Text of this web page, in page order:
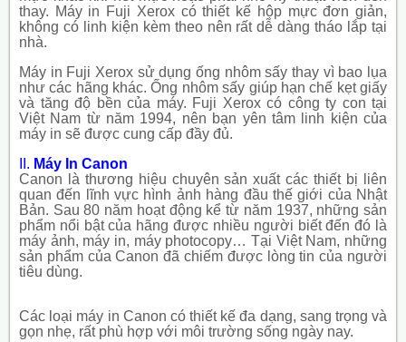
thay. Máy in Fuji Xerox có thiết kế hộp mực đơn giản,
không có linh kiện kèm theo nên rất dễ dàng tháo lắp tại
nhà.
Máy in Fuji Xerox sử dụng ống nhôm sấy thay vì bao lụa
như các hãng khác. Ống nhôm sấy giúp hạn chế kẹt giấy
và tăng độ bền của máy. Fuji Xerox có công ty con tại
Việt Nam từ năm 1994, nên bạn yên tâm linh kiện của
máy in sẽ được cung cấp đầy đủ.
II. Máy In Canon
Canon là thương hiệu chuyên sản xuất các thiết bị liên
quan đến lĩnh vực hình ảnh hàng đầu thế giới của Nhật
Bản. Sau 80 năm hoạt động kể từ năm 1937, những sản
phẩm nổi bật của hãng được nhiều người biết đến đó là
máy ảnh, máy in, máy photocopy… Tại Việt Nam, những
sản phẩm của Canon đã chiếm được lòng tin của người
tiêu dùng.
Các loại máy in Canon có thiết kế đa dạng, sang trọng và
gọn nhẹ, rất phù hợp với môi trường sống ngày nay.